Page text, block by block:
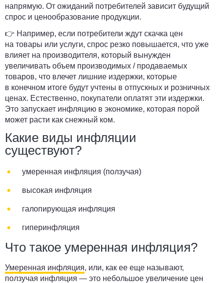
напрямую. От ожиданий потребителей зависит будущий
спрос и ценообразование продукции.
👉 Например, если потребители ждут скачка цен
на товары или услуги, спрос резко повышается, что уже
влияет на производителя, который вынужден
увеличивать объем производимых / продаваемых
товаров, что влечет лишние издержки, которые
в конечном итоге будут учтены в отпускных и розничных
ценах. Естественно, покупатели оплатят эти издержки.
Это запускает инфляцию в экономике, которая порой
может расти как снежный ком.
Какие виды инфляции
существуют?
умеренная инфляция (ползучая)
высокая инфляция
галопирующая инфляция
гиперинфляция
Что такое умеренная инфляция?
Умеренная инфляция, или, как ее еще называют,
ползучая инфляция — это небольшое увеличение цен